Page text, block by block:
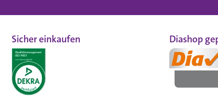
Sicher einkaufen Diashop